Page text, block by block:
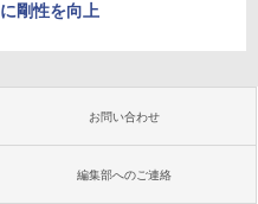
剛性を向上
お問い合わせ
編集部へのご連絡